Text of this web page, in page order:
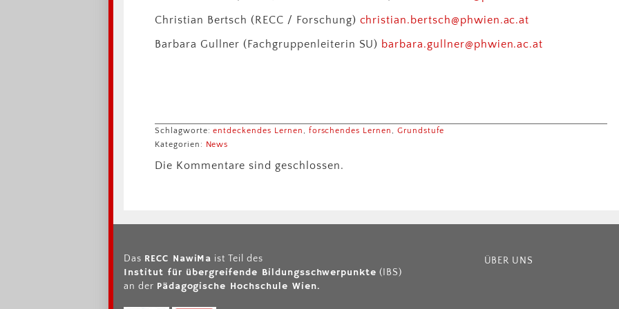
Christian Bertsch (RECC / Forschung) christian.bertsch@phwien.ac.at
Barbara Gullner (Fachgruppenleiterin SU) barbara.gullner@phwien.ac.at
Schlagworte:entdeckendes Lernen , forschendes Lernen , Grundstufe
Kategorien: News
Die Kommentare sind geschlossen.
Das RECC NawiMa ist Teil des
Institut für übergreifende Bildungsschwerpunkte (IBS)
an der Pädagogische Hochschule Wien.
ÜBER UNS